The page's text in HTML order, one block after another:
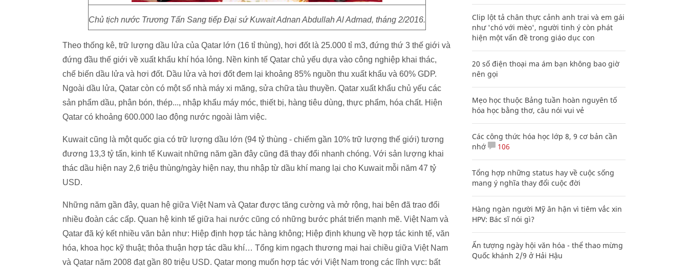
Chủ tịch nước Trương Tấn Sang tiếp Đại sứ Kuwait Adnan Abdullah Al Admad, tháng 2/2016.
Theo thống kê, trữ lượng dầu lửa của Qatar lớn (16 tỉ thùng), hơi đốt là 25.000 tỉ m3, đứng thứ 3 thế giới và
đứng đầu thế giới về xuất khẩu khí hóa lỏng. Nền kinh tế Qatar chủ yếu dựa vào công nghiệp khai thác,
chế biến dầu lửa và hơi đốt. Dầu lửa và hơi đốt đem lại khoảng 85% nguồn thu xuất khẩu và 60% GDP.
Ngoài dầu lửa, Qatar còn có một số nhà máy xi măng, sửa chữa tàu thuyền. Qatar xuất khẩu chủ yếu các
sản phẩm dầu, phân bón, thép..., nhập khẩu máy móc, thiết bị, hàng tiêu dùng, thực phẩm, hóa chất. Hiện
Qatar có khoảng 600.000 lao động nước ngoài làm việc.
Kuwait cũng là một quốc gia có trữ lượng dầu lớn (94 tỷ thùng - chiếm gần 10% trữ lượng thế giới) tương
đương 13,3 tỷ tấn, kinh tế Kuwait những năm gần đây cũng đã thay đổi nhanh chóng. Với sản lượng khai
thác dầu hiện nay 2,6 triệu thùng/ngày hiện nay, thu nhập từ dầu khí mang lại cho Kuwait mỗi năm 47 tỷ
USD.
Những năm gần đây, quan hệ giữa Việt Nam và Qatar được tăng cường và mở rộng, hai bên đã trao đổi
nhiều đoàn các cấp. Quan hệ kinh tế giữa hai nước cũng có những bước phát triển mạnh mẽ. Việt Nam và
Qatar đã ký kết nhiều văn bản như: Hiệp định hợp tác hàng không; Hiệp định khung về hợp tác kinh tế, văn
hóa, khoa học kỹ thuật; thỏa thuận hợp tác dầu khí… Tổng kim ngạch thương mại hai chiều giữa Việt Nam
và Qatar năm 2008 đạt gần 80 triệu USD. Qatar mong muốn hợp tác với Việt Nam trong các lĩnh vực: bất
Clip lột tả chân thực cảnh anh trai và em gái
như 'chó với mèo', người tinh ý còn phát
hiện một vấn đề trong giáo dục con
20 số điện thoại ma ám bạn không bao giờ
nên gọi
Mẹo học thuộc Bảng tuần hoàn nguyên tố
hóa học bằng thơ, câu nói vui vẻ
Các công thức hóa học lớp 8, 9 cơ bản cần
nhớ
106
Tổng hợp những status hay về cuộc sống
mang ý nghĩa thay đổi cuộc đời
Hàng ngàn người Mỹ ân hận vì tiêm vắc xin
HPV: Bác sĩ nói gì?
Ấn tượng ngày hội văn hóa - thể thao mừng
Quốc khánh 2/9 ở Hải Hậu